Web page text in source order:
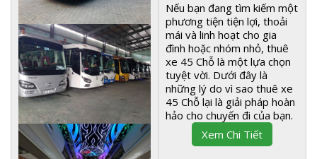
Nếu bạn đang tìm kiếm một
phương tiện tiện lợi, thoải
mái và linh hoạt cho gia
đình hoặc nhóm nhỏ, thuê
xe 45 Chỗ là một lựa chọn
tuyệt vời. Dưới đây là
những lý do vì sao thuê xe
45 Chỗ lại là giải pháp hoàn
hảo cho chuyến đi của bạn.
Xem Chi Tiết